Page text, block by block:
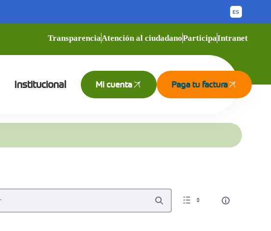
TransparenciaAtención al ciudadanoParticipaIntranet
Institucional Mi cuenta Paga tu factura